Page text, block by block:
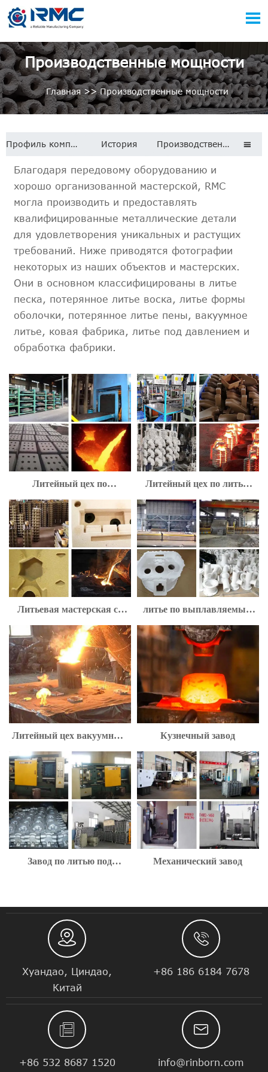

Производственные мощности
Главная>>Производственные мощности
Профиль компании История Производственные мощности 
Благодаря передовому оборудованию и
хорошо организованной мастерской, RMC
могла производить и предоставлять
квалифицированные металлические детали
для удовлетворения уникальных и растущих
требований. Ниже приводятся фотографии
некоторых из наших объектов и мастерских.
Они в основном классифицированы в литье
песка, потерянное литье воска, литье формы
оболочки, потерянное литье пены, вакуумное
литье, ковая фабрика, литье под давлением и
обработка фабрики.
Литейный цех по
отливок
Литейный цех по литью
моделям
Литьевая мастерская со
шлаковым формованием
литье по выплавляемым
моделям
Литейный цех вакуумного
Кузнечный завод
Завод по литью под
Механический завод

Хуандао, Циндао,
Китай

+86 186 6184 7678

+86 532 8687 1520

info@rinborn.com